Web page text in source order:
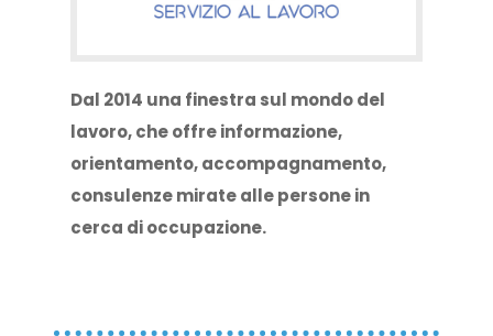
Dal 2014 una finestra sul mondo del
lavoro, che offre informazione,
orientamento, accompagnamento,
consulenze mirate alle persone in
cerca di occupazione.